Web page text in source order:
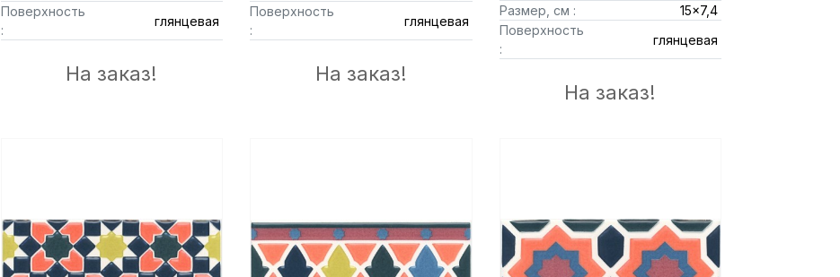
Поверхность
:
глянцевая
На заказ!
Поверхность
:
глянцевая
На заказ!
Размер, см :
15x7,4
Поверхность
:
глянцевая
На заказ!